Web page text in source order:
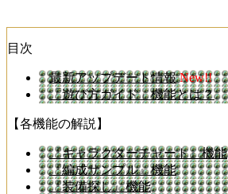
目次
最新アップデート情報 New!!
「遊び方ガイド」機能とは？
【各機能の解説】
『キャラクターチャート』機能
『編成サンプル』機能
『装備探し』機能